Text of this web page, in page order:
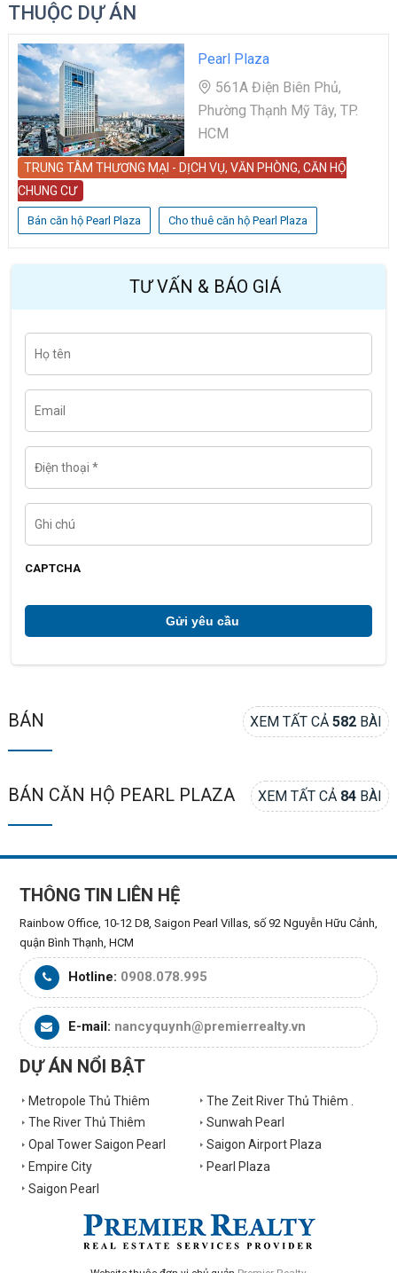
THUỘC DỰ ÁN
Pearl Plaza
561A Điện Biên Phủ,
Phường Thạnh Mỹ Tây, TP.
HCM
TRUNG TÂM THƯƠNG MẠI - DỊCH VỤ, VĂN PHÒNG, CĂN HỘ
CHUNG CƯ
Bán căn hộ Pearl Plaza Cho thuê căn hộ Pearl Plaza
TƯ VẤN & BÁO GIÁ
H
n
E
lĐ
t
i
G
h
CAPTCHA
BÁN XEM TẤT CẢ582 BÀI
BÁN CĂN HỘ PEARL PLAZA XEM TẤT CẢ 84 BÀI
THÔNG TIN LIÊN HỆ
Rainbow Office, 10-12 D8, Saigon Pearl Villas, số 92 Nguyễn Hữu Cảnh,
quận Bình Thạnh, HCM
Hotline: 0908.078.995
E-mail: nancyquynh@premierrealty.vn
DỰ ÁN NỔI BẬT
Metropole Thủ Thiêm
The Zeit River Thủ Thiêm .
The River Thủ Thiêm
Sunwah Pearl
Opal Tower Saigon Pearl
Saigon Airport Plaza
Empire City
Pearl Plaza
Saigon Pearl